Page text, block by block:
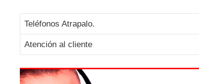
Teléfonos Atrapalo.
Atención al cliente